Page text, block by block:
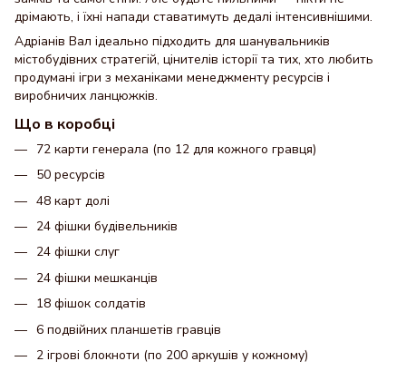
дрімають, і їхні напади ставатимуть дедалі інтенсивнішими.
Адріанів Вал ідеально підходить для шанувальників
містобудівних стратегій, цінителів історії та тих, хто любить
продумані ігри з механіками менеджменту ресурсів і
виробничих ланцюжків.
Що в коробці
72 карти генерала (по 12 для кожного гравця)
50 ресурсів
48 карт долі
24 фішки будівельників
24 фішки слуг
24 фішки мешканців
18 фішок солдатів
6 подвійних планшетів гравців
2 ігрові блокноти (по 200 аркушів у кожному)